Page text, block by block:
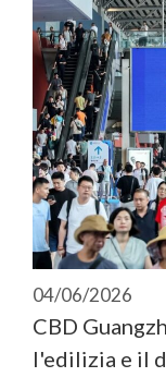
04/06/2026
CBD
l'edilizia e il